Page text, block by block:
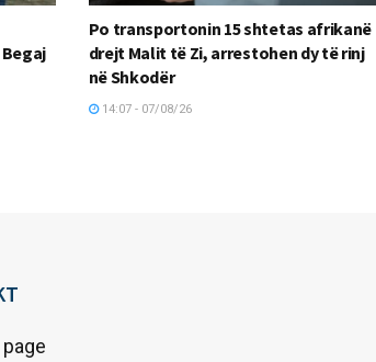
Po transportonin 15 shtetas afrikanë
drejt Malit të Zi, arrestohen dy të rinj
në Shkodër
14:07 - 07/08/26